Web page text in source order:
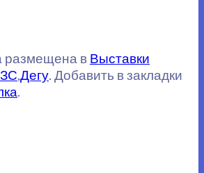
размещена в Выставки
,Дегу. Добавить в закладки
.